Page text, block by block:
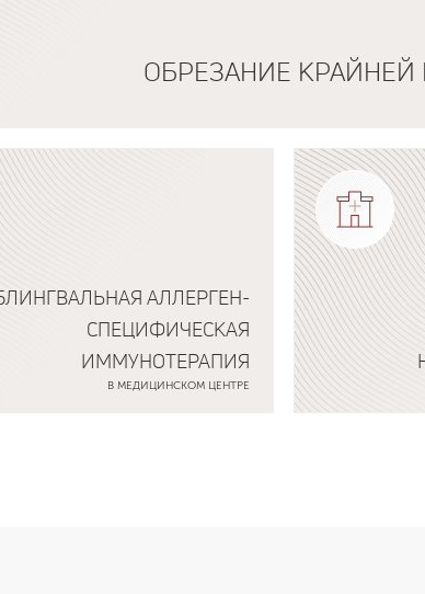
ОБРЕЗАНИЕ
АЛЛЕРГЕН-
СПЕЦИФИЧЕСКАЯ
ИММУНОТЕРАПИЯ
В МЕДИЦИНСКОМ ЦЕНТРЕ